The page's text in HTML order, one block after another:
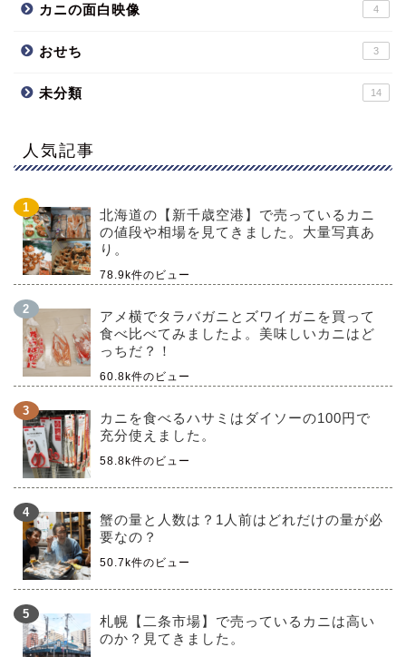
カニの面白映像 4
おせち 3
未分類 14
人気記事
北海道の【新千歳空港】で売っているカニ
の値段や相場を見てきました。大量写真あ
り。
78.9k件のビュー
アメ横でタラバガニとズワイガニを買って
食べ比べてみましたよ。美味しいカニはど
っちだ？！
60.8k件のビュー
カニを食べるハサミはダイソーの100円で
充分使えました。
58.8k件のビュー
蟹の量と人数は？1人前はどれだけの量が必
要なの？
50.7k件のビュー
札幌【二条市場】で売っているカニは高い
のか？見てきました。